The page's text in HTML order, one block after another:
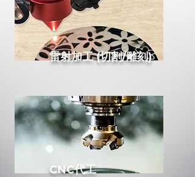
雷射加工 (切割/雕刻)
CNC代工